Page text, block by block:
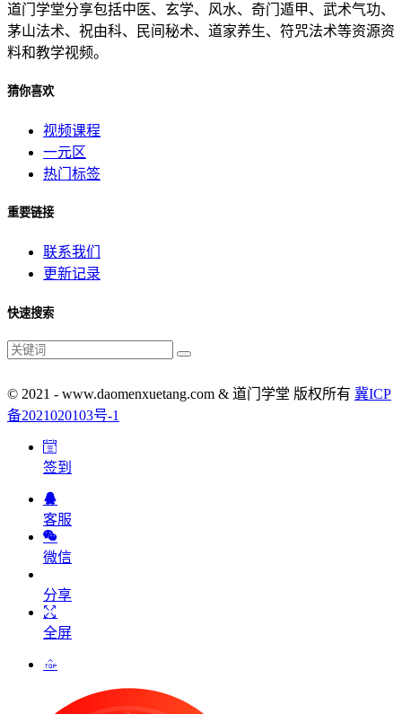
道门学堂分享包括中医、玄学、风水、奇门遁甲、武术气功、
茅山法术、祝由科、民间秘术、道家养生、符咒法术等资源资
料和教学视频。
猜你喜欢
视频课程
一元区
热门标签
重要链接
联系我们
更新记录
快速搜索
© 2021 - www.daomenxuetang.com & 道门学堂 版权所有 冀ICP
备2021020103号-1
签到
客服
微信
分享
全屏